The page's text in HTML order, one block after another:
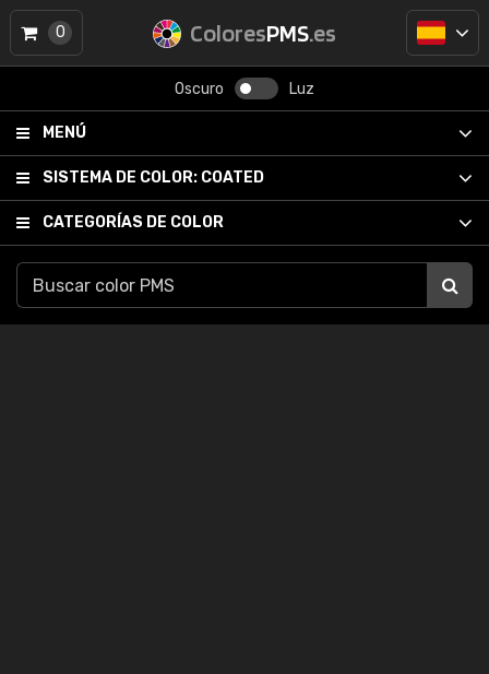
ColoresPMS.es
Oscuro Luz
MENÚ
SISTEMA DE COLOR: COATED
CATEGORÍAS DE COLOR
0